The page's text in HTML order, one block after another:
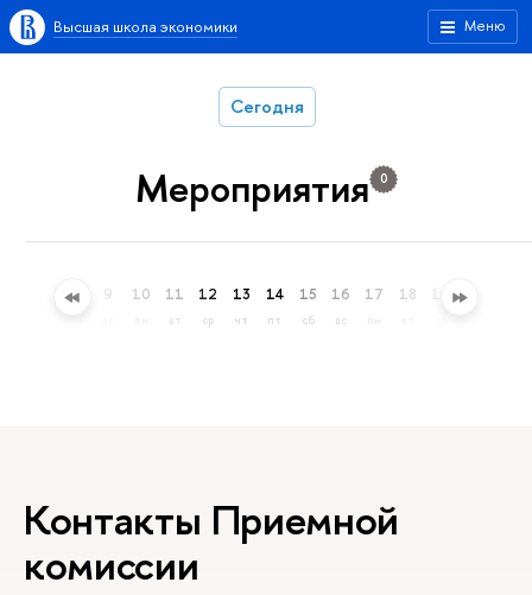
Меню
Высшая школа экономики
Сегодня
Мероприятия 0
8 9 10 11
вт
12
ср
13
чт
14
пт
15
сб
16
вс
17 18 20
Контакты Приемной
комиссии